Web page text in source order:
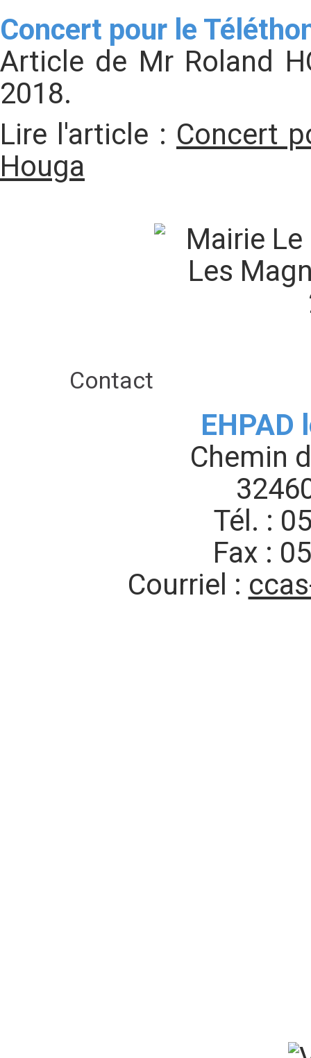
Concert pour le
Article de Mr Roland
2018.
Lire l'article : Concert
Houga
Contact
EHPAD
Chemin
Tél. :
Fax :
Courriel :